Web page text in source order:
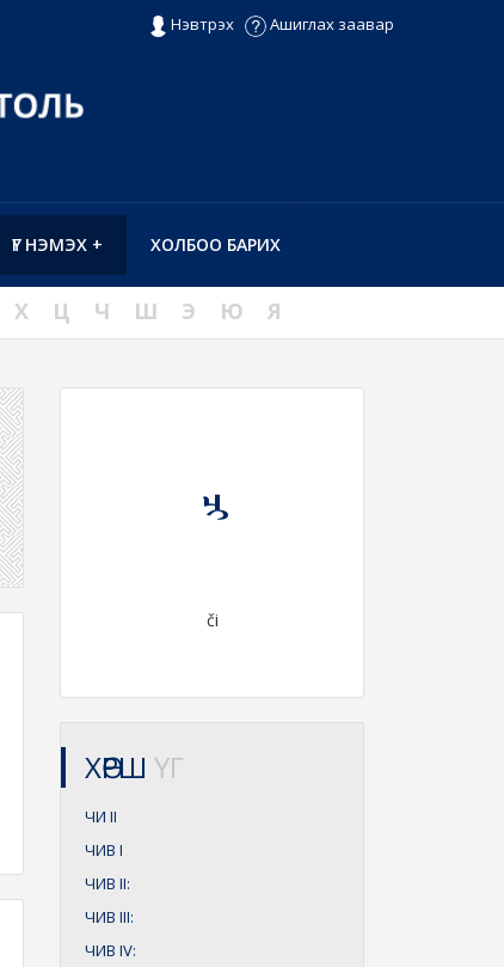
Нэвтрэх Ашиглах заавар
ХОЛБОО БАРИХ
ҮГ НЭМЭХ +
Х Ц Ч Ш Э Ю Я
ᠴᠢ
či
ХӨРШ ҮГ
ЧИ II
ЧИВ I
ЧИВ II:
ЧИВ III:
ЧИВ IV: